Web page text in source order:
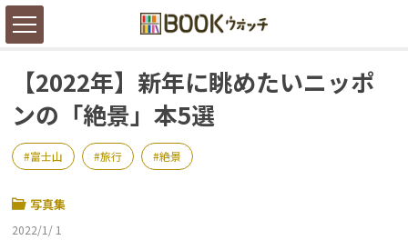
【2022年】新年に眺めたいニッポ
ンの「絶景」本5選
富士山 旅行 絶景
写真集
2022/1/ 1